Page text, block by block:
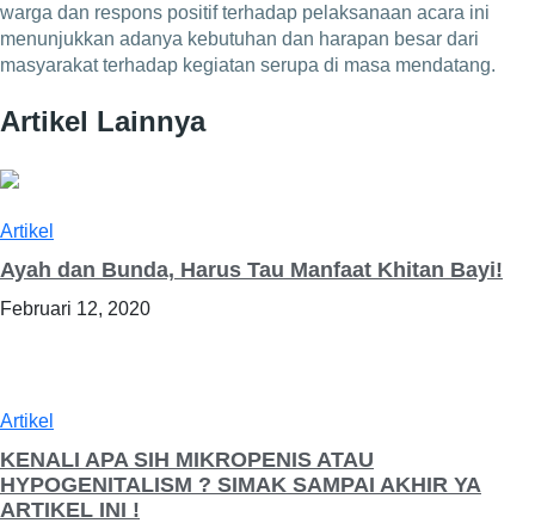
warga dan respons positif terhadap pelaksanaan acara ini
menunjukkan adanya kebutuhan dan harapan besar dari
masyarakat terhadap kegiatan serupa di masa mendatang.
Artikel Lainnya
Artikel
Ayah dan Bunda, Harus Tau Manfaat Khitan Bayi!
Februari 12, 2020
Artikel
KENALI APA SIH MIKROPENIS ATAU
HYPOGENITALISM ? SIMAK SAMPAI AKHIR YA
ARTIKEL INI !